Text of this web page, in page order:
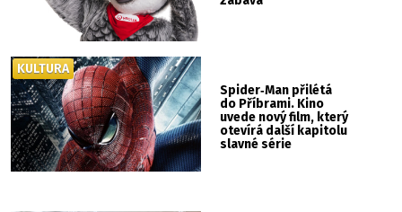
Spider‑Man přilétá
do Příbrami. Kino
uvede nový film, který
otevírá další kapitolu
slavné série
KULTURA